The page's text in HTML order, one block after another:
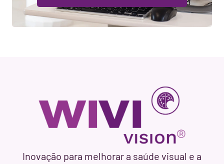
Inovação para melhorar a saúde visual e a